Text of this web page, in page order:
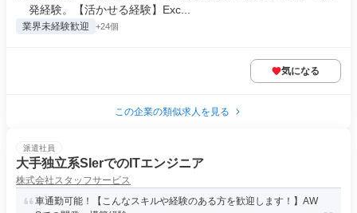
発経験。【活かせる経験】Exc...
業界未経験歓迎 +24個
気になる
この企業の類似求人を見る
派遣社員
大手独立系SIerでのITエンジニア
株式会社スタッフサービス
車通勤可能！【こんなスキルや経験のある方を歓迎します！】AW